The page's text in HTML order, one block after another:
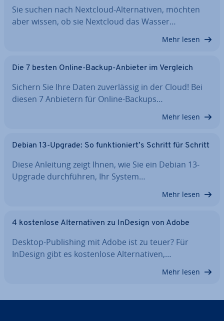
Sie suchen nach Nextcloud-Al­ter­na­ti­ven, möchten
aber wissen, ob sie Nextcloud das Wasser…
Mehr lesen
Die 7 besten Online-Backup-Anbieter im Vergleich
Sichern Sie Ihre Daten zu­ver­läs­sig in der Cloud! Bei
diesen 7 Anbietern für Online-Backups…
Mehr lesen
Debian 13-Upgrade: So funk­tio­niert’s Schritt für Schritt
Diese Anleitung zeigt Ihnen, wie Sie ein Debian 13-
Upgrade durch­füh­ren, Ihr System…
Mehr lesen
4 kos­ten­lo­se Al­ter­na­ti­ven zu InDesign von Adobe
Desktop-Pu­bli­shing mit Adobe ist zu teuer? Für
InDesign gibt es kos­ten­lo­se Al­ter­na­ti­ven,…
Mehr lesen